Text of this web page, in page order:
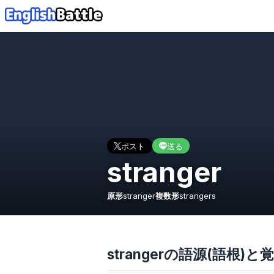
ポスト 送る
stranger
原形stranger複数形strangers
strangerの語源(語根)と